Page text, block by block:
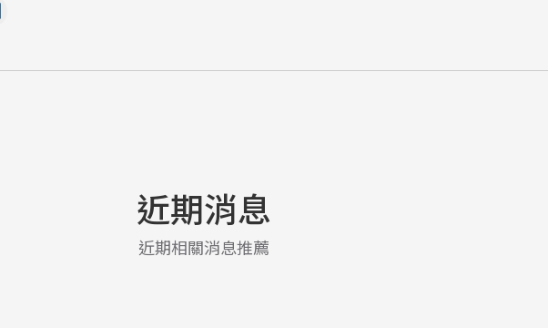
近期消息
近期相關消息推薦